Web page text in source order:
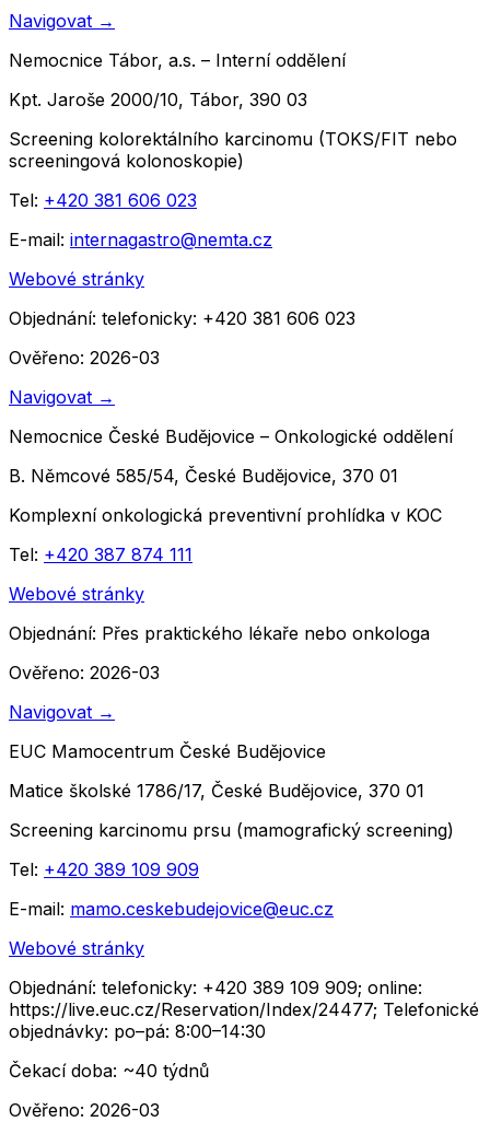
Navigovat →
Nemocnice Tábor, a.s. – Interní oddělení
Kpt. Jaroše 2000/10, Tábor, 390 03
Screening kolorektálního karcinomu (TOKS/FIT nebo
screeningová kolonoskopie)
Tel: +420 381 606 023
E-mail: internagastro@nemta.cz
Webové stránky
Objednání: telefonicky: +420 381 606 023
Ověřeno: 2026-03
Navigovat →
Nemocnice České Budějovice – Onkologické oddělení
B. Němcové 585/54, České Budějovice, 370 01
Komplexní onkologická preventivní prohlídka v KOC
Tel: +420 387 874 111
Webové stránky
Objednání: Přes praktického lékaře nebo onkologa
Ověřeno: 2026-03
Navigovat →
EUC Mamocentrum České Budějovice
Matice školské 1786/17, České Budějovice, 370 01
Screening karcinomu prsu (mamografický screening)
Tel: +420 389 109 909
E-mail: mamo.ceskebudejovice@euc.cz
Webové stránky
Objednání: telefonicky: +420 389 109 909; online:
https://live.euc.cz/Reservation/Index/24477; Telefonické
objednávky: po–pá: 8:00–14:30
Čekací doba: ~40 týdnů
Ověřeno: 2026-03